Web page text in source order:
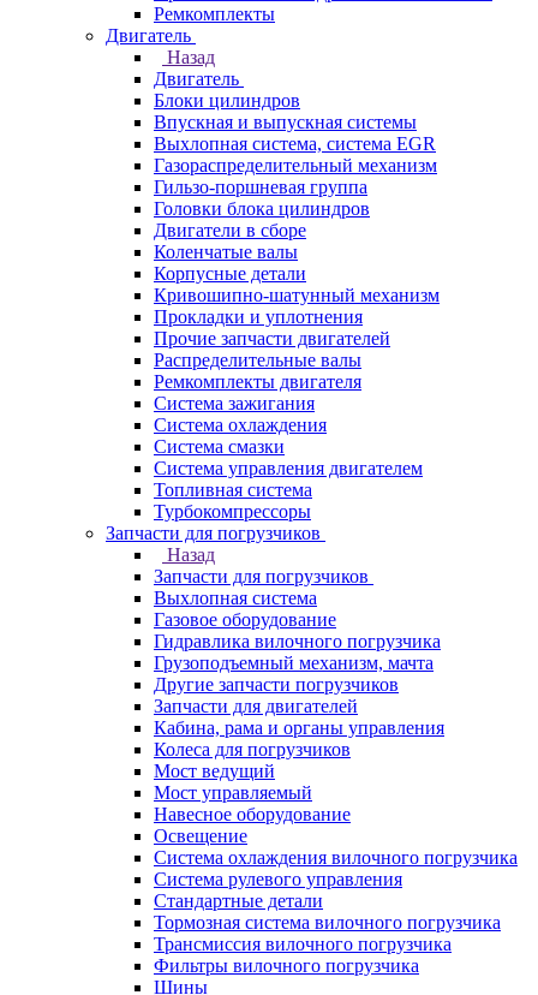
Ремкомплекты
Двигатель
Назад
Двигатель
Блоки цилиндров
Впускная и выпускная системы
Выхлопная система, система EGR
Газораспределительный механизм
Гильзо-поршневая группа
Головки блока цилиндров
Двигатели в сборе
Коленчатые валы
Корпусные детали
Кривошипно-шатунный механизм
Прокладки и уплотнения
Прочие запчасти двигателей
Распределительные валы
Ремкомплекты двигателя
Система зажигания
Система охлаждения
Система смазки
Система управления двигателем
Топливная система
Турбокомпрессоры
Запчасти для погрузчиков
Назад
Запчасти для погрузчиков
Выхлопная система
Газовое оборудование
Гидравлика вилочного погрузчика
Грузоподъемный механизм, мачта
Другие запчасти погрузчиков
Запчасти для двигателей
Кабина, рама и органы управления
Колеса для погрузчиков
Мост ведущий
Мост управляемый
Навесное оборудование
Освещение
Система охлаждения вилочного погрузчика
Система рулевого управления
Стандартные детали
Тормозная система вилочного погрузчика
Трансмиссия вилочного погрузчика
Фильтры вилочного погрузчика
Шины